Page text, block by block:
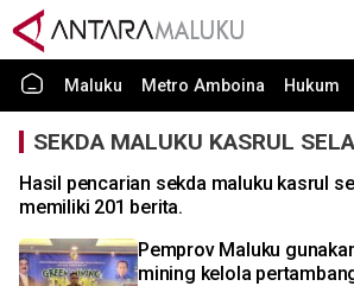
Maluku Metro Amboina Hukum
SEKDA MALUKU KASRUL
Hasil pencarian sekda maluku kasrul
memiliki 201 berita.
Pemprov Maluku
mining kelola